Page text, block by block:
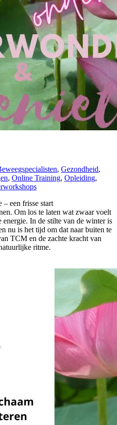
, Gezondheid,
, Online Training, Opleiding,
een frisse start
Om los te laten wat zwaar voelt
In de stilte van de winter is
nu is het tijd om dat naar buiten te
TCM en de zachte kracht van
ritme.